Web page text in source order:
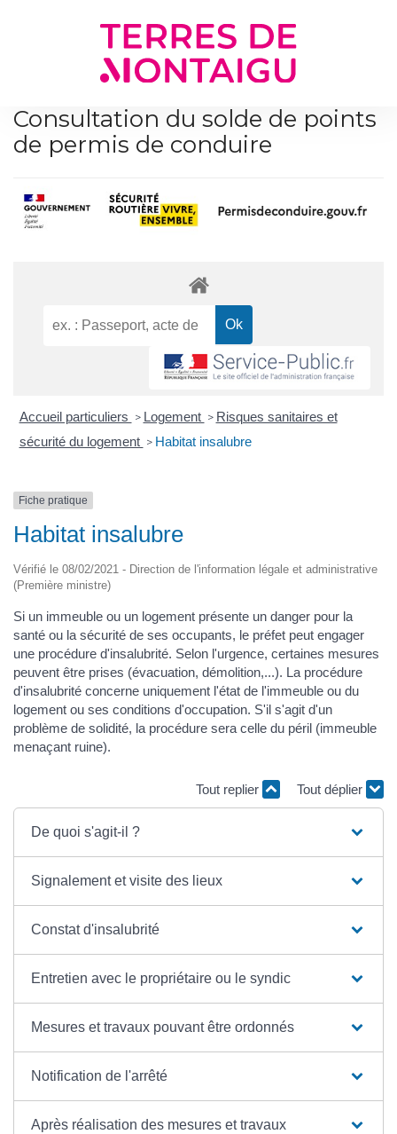
Consultation du solde de points
de permis de conduire
Accueil particuliers > Logement > Risques sanitaires et
sécurité du logement > Habitat insalubre
Fiche pratique
Habitat insalubre
Vérifié le 08/02/2021 - Direction de l'information légale et administrative
(Première ministre)
Si un immeuble ou un logement présente un danger pour la
santé ou la sécurité de ses occupants, le préfet peut engager
une procédure d'insalubrité. Selon l'urgence, certaines mesures
peuvent être prises (évacuation, démolition,...). La procédure
d'insalubrité concerne uniquement l'état de l'immeuble ou du
logement ou ses conditions d'occupation. S'il s'agit d'un
problème de solidité, la procédure sera celle du péril (immeuble
menaçant ruine).
Tout replier Tout déplier
De quoi s'agit-il ?
Signalement et visite des lieux
Constat d'insalubrité
Entretien avec le propriétaire ou le syndic
Mesures et travaux pouvant être ordonnés
Notification de l'arrêté
Après réalisation des mesures et travaux